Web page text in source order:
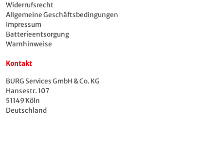
Widerrufsrecht
Allgemeine Geschäftsbedingungen
Impressum
Batterieentsorgung
Warnhinweise
Kontakt
BURG Services GmbH & Co. KG
Hansestr. 107
51149 Köln
Deutschland